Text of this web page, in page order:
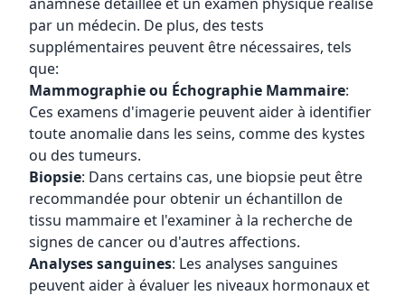
par un médecin. De plus, des tests
supplémentaires peuvent être nécessaires, tels
que:
Mammographie ou Échographie Mammaire:
Ces examens d'imagerie peuvent aider à identifier
toute anomalie dans les seins, comme des kystes
ou des tumeurs.
Biopsie: Dans certains cas, une biopsie peut être
recommandée pour obtenir un échantillon de
tissu mammaire et l'examiner à la recherche de
signes de cancer ou d'autres affections.
Analyses sanguines: Les analyses sanguines
peuvent aider à évaluer les niveaux hormonaux et